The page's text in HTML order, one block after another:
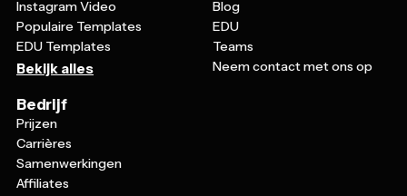
Instagram Video
Populaire Templates
EDU Templates
Bekijk alles
Blog
EDU
Teams
Neem contact met ons op
Bedrijf
Prijzen
Carrières
Samenwerkingen
Affiliates